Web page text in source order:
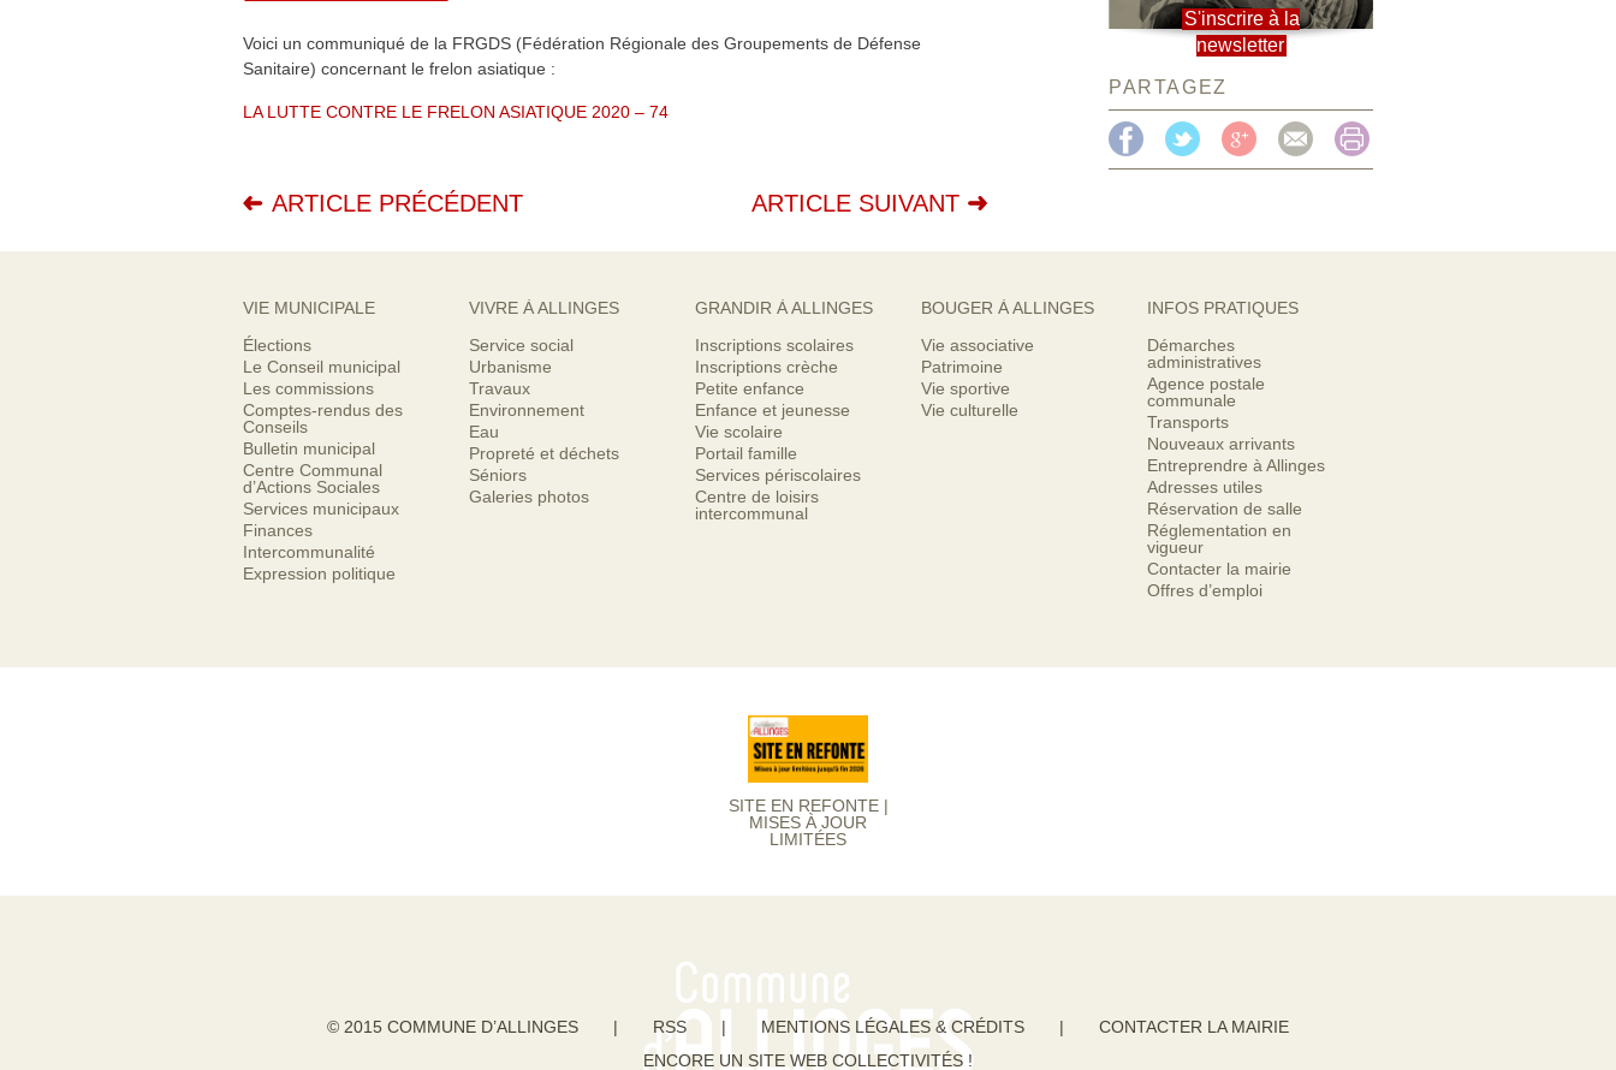
Voici un communiqué de la FRGDS (Fédération Régionale des Groupements de Défense
Sanitaire) concernant le frelon asiatique :
LA LUTTE CONTRE LE FRELON ASIATIQUE 2020 – 74
ARTICLE PRÉCÉDENT ARTICLE SUIVANT
S'inscrire à la
newsletter
PARTAGEZ
VIE MUNICIPALE
Élections
Le Conseil municipal
Les commissions
Comptes-rendus des
Conseils
Bulletin municipal
Centre Communal
d’Actions Sociales
Services municipaux
Finances
Intercommunalité
Expression politique
VIVRE À ALLINGES
Service social
Urbanisme
Travaux
Environnement
Eau
Propreté et déchets
Séniors
Galeries photos
GRANDIR À ALLINGES
Inscriptions scolaires
Inscriptions crèche
Petite enfance
Enfance et jeunesse
Vie scolaire
Portail famille
Services périscolaires
Centre de loisirs
intercommunal
BOUGER À ALLINGES
Vie associative
Patrimoine
Vie sportive
Vie culturelle
INFOS PRATIQUES
Démarches
administratives
Agence postale
communale
Transports
Nouveaux arrivants
Entreprendre à Allinges
Adresses utiles
Réservation de salle
Réglementation en
vigueur
Contacter la mairie
Offres d’emploi
SITE EN REFONTE |
MISES À JOUR
LIMITÉES
© 2015 COMMUNE D’ALLINGES | RSS | MENTIONS LÉGALES & CRÉDITS |
CONTACTER LA MAIRIE
ENCORE UN SITE WEB COLLECTIVITÉS !